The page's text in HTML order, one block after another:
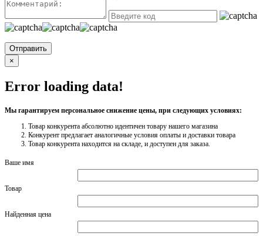
Отправить
×
Error loading data!
Мы гарантируем персональное снижение цены, при следующих условиях:
Товар конкурента абсолютно идентичен товару нашего магазина
Конкурент предлагает аналогичные условия оплаты и доставки товара
Товар конкурента находится на складе, и доступен для заказа.
Ваше имя
Товар
Найденная цена